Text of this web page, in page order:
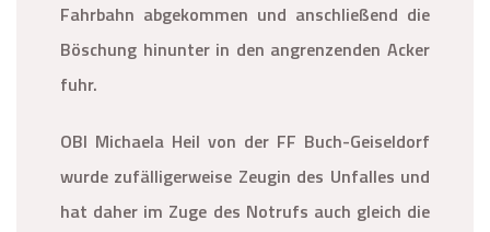
Fahrbahn abgekommen und anschließend die
Böschung hinunter in den angrenzenden Acker
fuhr.
OBI Michaela Heil von der FF Buch-Geiseldorf
wurde zufälligerweise Zeugin des Unfalles und
hat daher im Zuge des Notrufs auch gleich die